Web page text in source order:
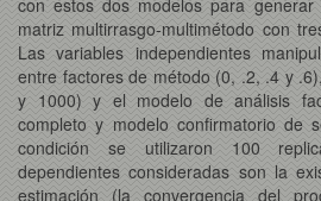
matriz multirrasgo-multimétodo con
Las variables independientes
entre factores de método (0, .2, .4 y
y 1000) y el modelo de análisis
completo y modelo confirmatorio de
condición se utilizaron 100
dependientes consideradas son la
estimación (la convergencia del